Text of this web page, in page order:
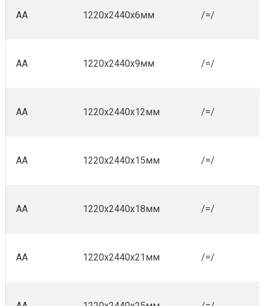
АА 1220x2440x6мм /=/
АА 1220x2440x9мм /=/
АА 1220x2440x12мм /=/
АА 1220x2440x15мм /=/
АА 1220x2440x18мм /=/
АА 1220x2440x21мм /=/